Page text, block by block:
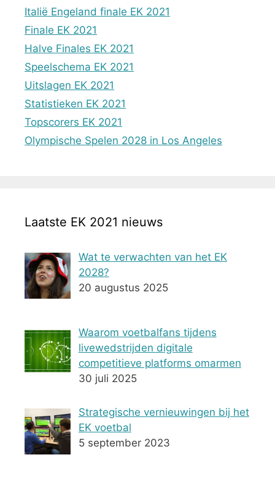
Italië Engeland finale EK 2021
Finale EK 2021
Halve Finales EK 2021
Speelschema EK 2021
Uitslagen EK 2021
Statistieken EK 2021
Topscorers EK 2021
Olympische Spelen 2028 in Los Angeles
Laatste EK 2021 nieuws
Wat te verwachten van het EK
2028?
20 augustus 2025
Waarom voetbalfans tijdens
livewedstrijden digitale
competitieve platforms omarmen
30 juli 2025
Strategische vernieuwingen bij het
EK voetbal
5 september 2023